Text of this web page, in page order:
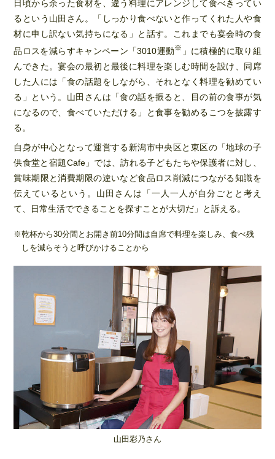
日頃から余った食材を、違う料理にアレンジして食べきってい
るという山田さん。「しっかり食べないと作ってくれた人や食
材に申し訳ない気持ちになる」と話す。これまでも宴会時の食
品ロスを減らすキャンペーン「3010運動※ 」に積極的に取り組
んできた。宴会の最初と最後に料理を楽しむ時間を設け、同席
した人には「食の話題をしながら、それとなく料理を勧めてい
る」という。山田さんは「食の話を振ると、目の前の食事が気
になるので、食べていただける」と食事を勧めるこつを披露す
る。
自身が中心となって運営する新潟市中央区と東区の「地球の子
供食堂と宿題Cafe」では、訪れる子どもたちや保護者に対し、
賞味期限と消費期限の違いなど食品ロス削減につながる知識を
伝えているという。山田さんは「一人一人が自分ごとと考え
て、日常生活でできることを探すことが大切だ」と訴える。
乾杯から30分間とお開き前10分間は自席で料理を楽しみ、食べ残
しを減らそうと呼びかけることから
山田彩乃さん